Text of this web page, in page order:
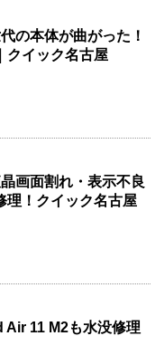
の本体が曲がった！
クイック名古屋
画面割れ・表示不良
理！クイック名古屋
Air 11 M2も水没修理